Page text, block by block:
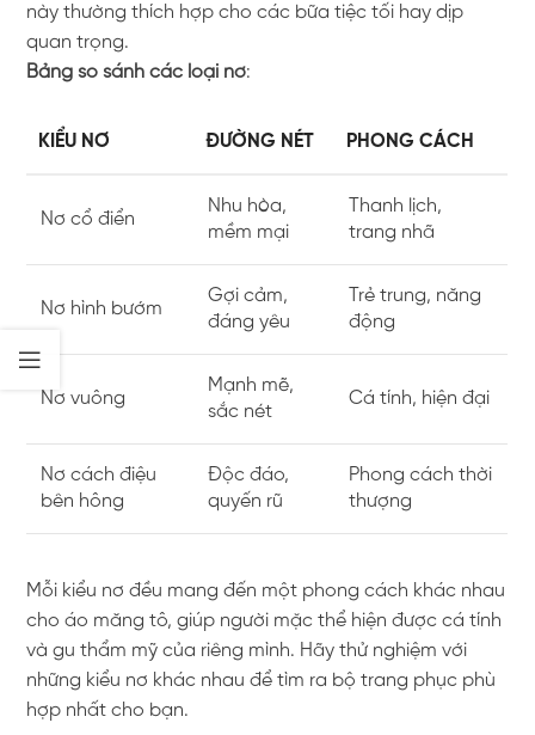
này thường thích hợp cho các bữa tiệc tối hay dịp
quan trọng.
Bảng so sánh các loại nơ:
KIỂU NƠ ĐƯỜNG NÉT PHONG CÁCH
Nơ cổ điển
Nhu hòa,
mềm mại
Thanh lịch,
trang nhã
Nơ hình bướm
Gợi cảm,
đáng yêu
Trẻ trung, năng
động
Nơ vuông
Mạnh mẽ,
sắc nét
Cá tính, hiện đại
Nơ cách điệu
bên hông
Độc đáo,
quyến rũ
Phong cách thời
thượng
Mỗi kiểu nơ đều mang đến một phong cách khác nhau
cho áo măng tô, giúp người mặc thể hiện được cá tính
và gu thẩm mỹ của riêng mình. Hãy thử nghiệm với
những kiểu nơ khác nhau để tìm ra bộ trang phục phù
hợp nhất cho bạn.